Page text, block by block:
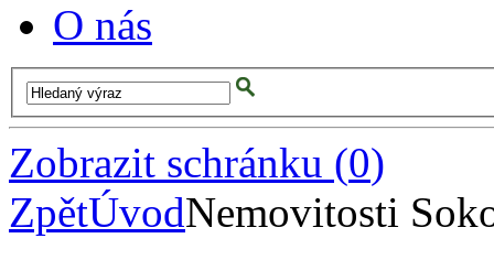
O nás
Zobrazit schránku (0)
ZpětÚvodNemovitosti